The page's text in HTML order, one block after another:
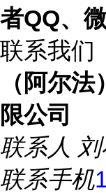
者QQ、
联系我们
（阿尔
限公司
联系人
联系手机